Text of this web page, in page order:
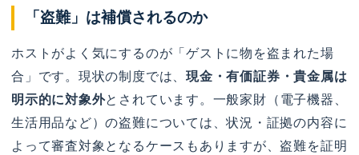
「盗難」は補償されるのか
ホストがよく気にするのが「ゲストに物を盗まれた場
合」です。現状の制度では、現金・有価証券・貴金属は
明示的に対象外とされています。一般家財（電子機器、
生活用品など）の盗難については、状況・証拠の内容に
よって審査対象となるケースもありますが、盗難を証明